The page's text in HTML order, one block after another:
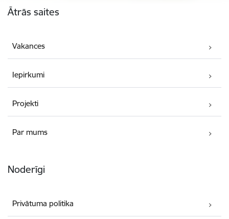
Ātrās saites
Vakances
Iepirkumi
Projekti
Par mums
Noderīgi
Privātuma politika